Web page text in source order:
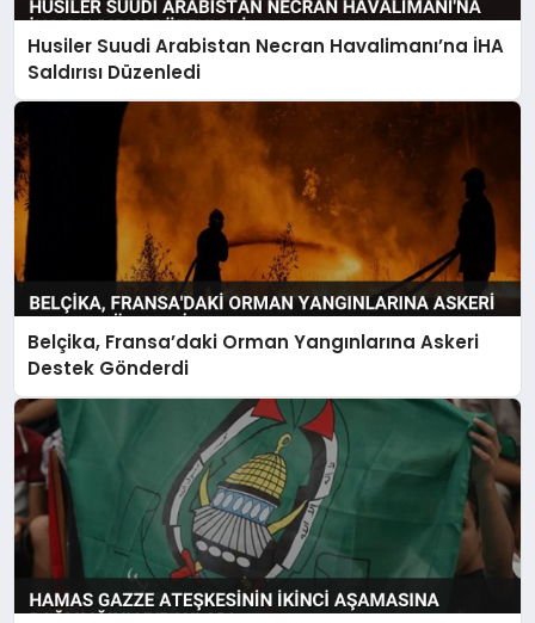
Husiler Suudi Arabistan Necran Havalimanı’na İHA
Saldırısı Düzenledi
Belçika, Fransa’daki Orman Yangınlarına Askeri
Destek Gönderdi